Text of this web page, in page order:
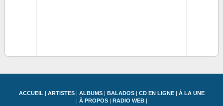
ACCUEIL | ARTISTES| ALBUMS| BALADOS| CD EN LIGNE| À LA UNE
| À PROPOS| RADIO WEB|